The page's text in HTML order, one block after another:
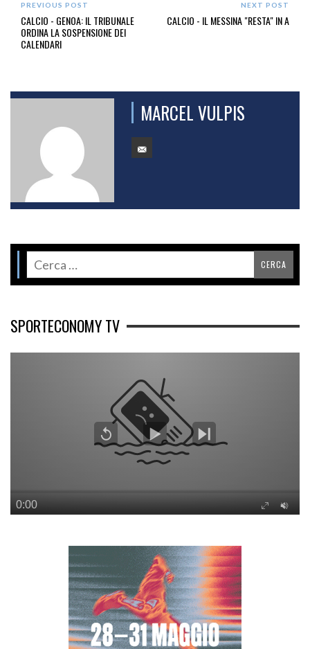
PREVIOUS POST
CALCIO - GENOA: IL TRIBUNALE
ORDINA LA SOSPENSIONE DEI
CALENDARI
NEXT POST
CALCIO - IL MESSINA "RESTA" IN A
MARCEL VULPIS
SPORTECONOMY TV